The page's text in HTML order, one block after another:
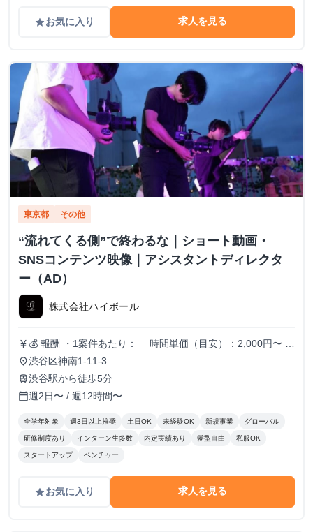
gradeお気に入り 求人を見る
東京都 その他
“流れてくる側”で終わるな｜ショート動画・
SNSコンテンツ映像｜アシスタントディレクタ
ー（AD）
株式会社ハイボール
currency_yen 💰 報酬 ・1案件あたり： 時間単価（目安）：2,000円〜
日単価（目安）：15,000円〜 月単価（目安）：300,000
円〜 ※実績・スキルに応じて報酬調整あり
place渋谷区神南1-11-3
train渋谷駅から徒歩5分
calendar_today週2日〜 / 週12時間〜
全学年対象 週3日以上推奨 土日OK 未経験OK 新規事業 グローバル
研修制度あり インターン生多数 内定実績あり 髪型自由 私服OK
スタートアップ ベンチャー
gradeお気に入り 求人を見る